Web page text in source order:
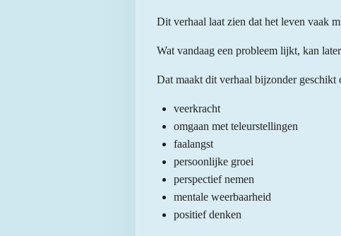
Dit verhaal laat zien dat het leven vaak
Wat vandaag een probleem lijkt, kan
Dat maakt dit verhaal bijzonder geschikt
veerkracht
omgaan met teleurstellingen
faalangst
persoonlijke groei
perspectief nemen
mentale weerbaarheid
positief denken